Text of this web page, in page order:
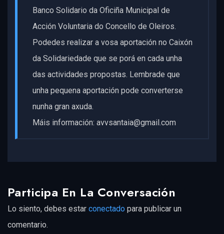
Banco Solidario da Oficiña Municipal de
Acción Voluntaria do Concello de Oleiros.
Podedes realizar a vosa aportación no Caixón
da Solidariedade que se porá en cada unha
das actividades propostas. Lembrade que
unha pequena aportación pode converterse
nunha gran axuda.
Máis información: avvsantaia@gmail.com
Participa En La Conversación
Lo siento, debes estar conectado para publicar un
comentario.